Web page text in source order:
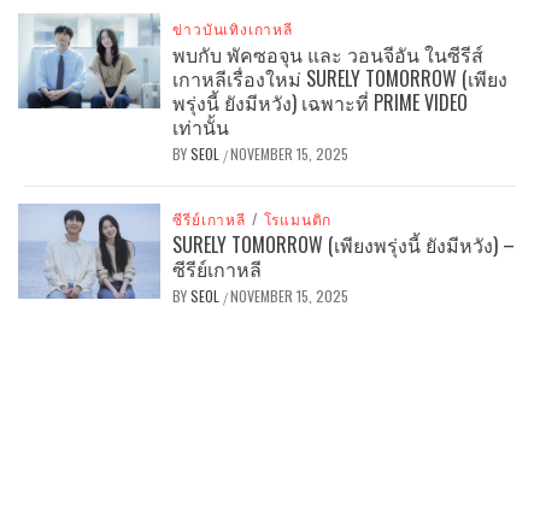
ข่าวบันเทิงเกาหลี
พบกับ พัคซอจุน และ วอนจีอัน ในซีรีส์
เกาหลีเรื่องใหม่ SURELY TOMORROW (เพียง
พรุ่งนี้ ยังมีหวัง) เฉพาะที่ PRIME VIDEO
เท่านั้น
BYSEOL /NOVEMBER 15, 2025
ซีรีย์เกาหลี / โรแมนติก
SURELY TOMORROW (เพียงพรุ่งนี้ ยังมีหวัง) –
ซีรีย์เกาหลี
BYSEOL /NOVEMBER 15, 2025